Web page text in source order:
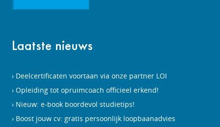
Laatste nieuws
Deelcertificaten voortaan via onze partner LOI
Opleiding tot opruimcoach officieel erkend!
Nieuw: e-book boordevol studietips!
Boost jouw cv: gratis persoonlijk loopbaanadvies